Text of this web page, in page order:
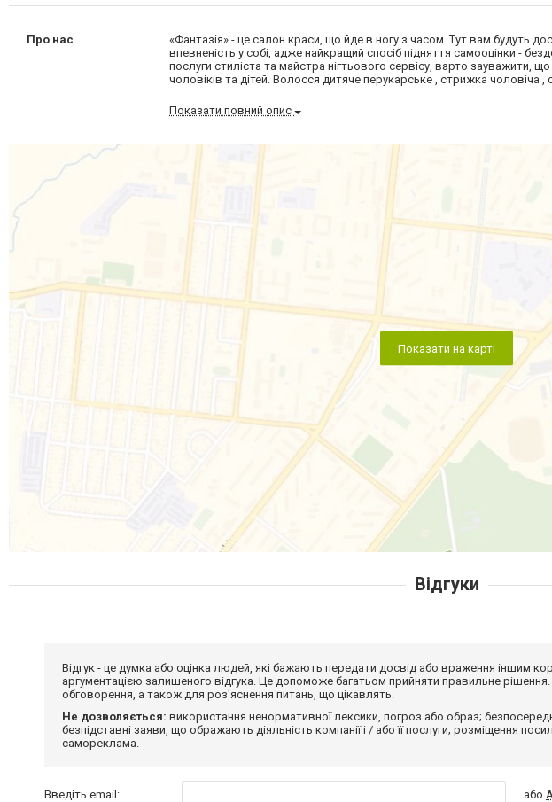
Про нас
«Фантазія» - це салон краси, що йде в ногу з часом. Тут вам будуть
впевненість у собі, адже найкращий спосіб підняття самооцінки -
послуги стиліста та майстра нігтьового сервісу, варто зауважити,
чоловіків та дітей. Волосся дитяче перукарське , стрижка чоловіча
Показати повний опис
Показати на карті
Відгуки
Відгук - це думка або оцінка людей, які бажають передати досвід або враження іншим
аргументацією залишеного відгука. Це допоможе багатьом прийняти правильне рішення.
обговорення, а також для роз'яснення питань, що цікавлять.
Не дозволяється: використання ненормативної лексики, погроз або образ;
безпідставні заяви, що ображають діяльність компанії і / або її послуги; розміщення
самореклама.
Введіть email: або